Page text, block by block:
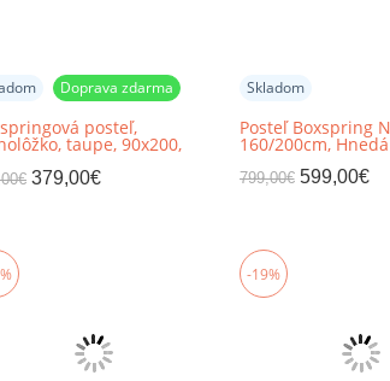
Doprava zdarma
posteľ,
taupe, 90x200,
BRED
€ 379,00€
Skladom
Posteľ Boxspring
160/200cm, Hnedá
799,00€ 599,00€
-19%